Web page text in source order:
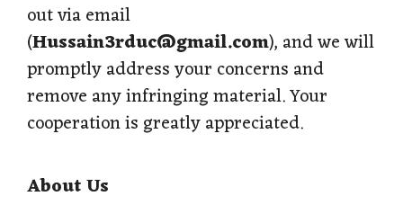
out via email
(Hussain3rduc@gmail.com), and we will
promptly address your concerns and
remove any infringing material. Your
cooperation is greatly appreciated.
About Us